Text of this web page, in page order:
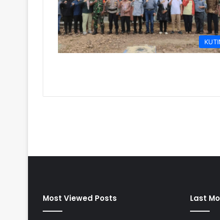
Most Viewed Posts Last